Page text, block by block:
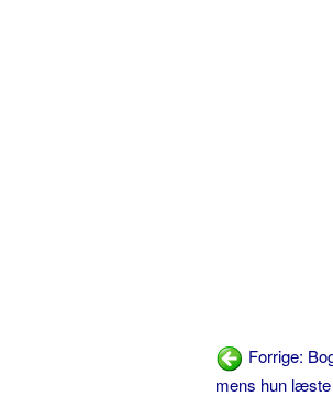
Forrige:
mens hun